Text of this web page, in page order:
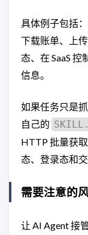
具体例子包括
下载账单、上
态、在 SaaS
信息。
如果任务只是
自己的
HTTP 批量获
态、登录态和交
需要注意的
让 AI Agent 接